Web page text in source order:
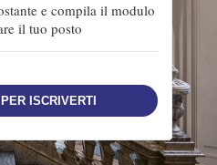
e compila il modulo
il tuo posto
ISCRIVERTI